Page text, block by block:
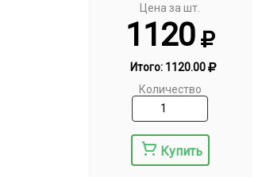
Цена за шт.
1120
Итого: 1120.00
Количество
Купить